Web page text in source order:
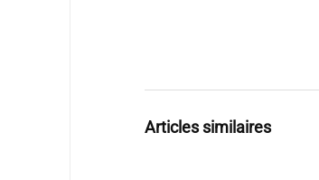
Articles similaires